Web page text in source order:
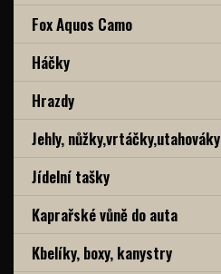
Fox Aquos Camo
Háčky
Hrazdy
Jehly, nůžky,vrtáčky,utahováky
Jídelní tašky
Kaprařské vůně do auta
Kbelíky, boxy, kanystry